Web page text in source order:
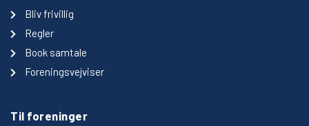
Bliv frivillig
Regler
Book samtale
Foreningsvejviser
Til foreninger